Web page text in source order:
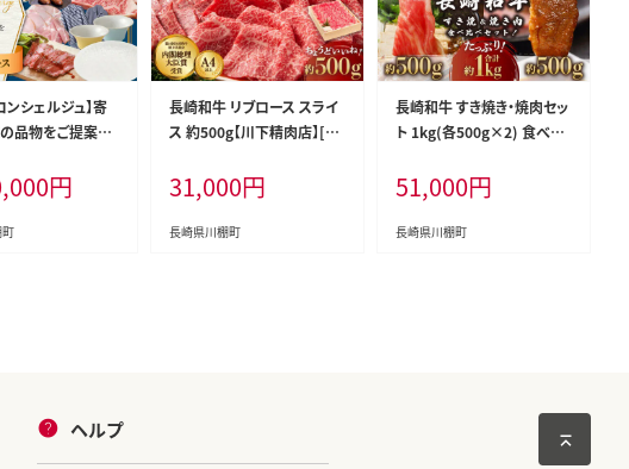
ンシェルジュ】寄
品物をご提案し
円
長崎和牛 リブロース スライ
ス 約500g【川下精肉店】[OA
高級肉 国産牛 すき焼き リブ
ロース肉 長崎和牛 贈答 リ
ブロース スライス肉 すらい
31,000円
長崎県川棚町
長崎和牛 すき焼き・焼肉セッ
ト 1kg(各500g×2) 食べ比
スライス肉 焼肉用 BBQ バ
ーベキュー やきにく 国産牛
和牛スライス 国産牛スライ
51,000円
長崎県川棚町
ヘルプ